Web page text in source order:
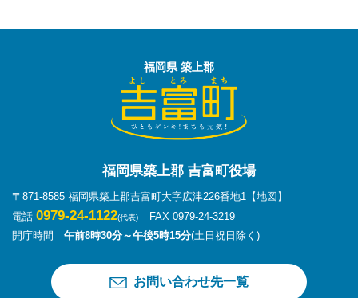
福岡県 築上郡
福岡県築上郡 吉富町役場
〒871-8585 福岡県築上郡吉富町大字広津226番地1 【地図】
電話 0979-24-1122(代表)
FAX 0979-24-3219
開庁時間 午前8時30分～午後5時15分(土日祝日除く)
お問い合わせ先一覧